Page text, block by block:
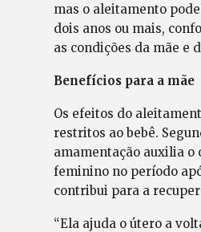
mas o aleitamento
dois anos ou mais,
as condições da mãe e
Benefícios para a mãe
Os efeitos do
restritos ao bebê.
amamentação auxilia o
feminino no período
contribui para a
“Ela ajuda o útero a